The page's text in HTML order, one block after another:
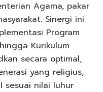
Agama, pakar
Sinergi ini
Program
Kurikulum
secara optimal,
yang religius,
sesuai nilai luhur